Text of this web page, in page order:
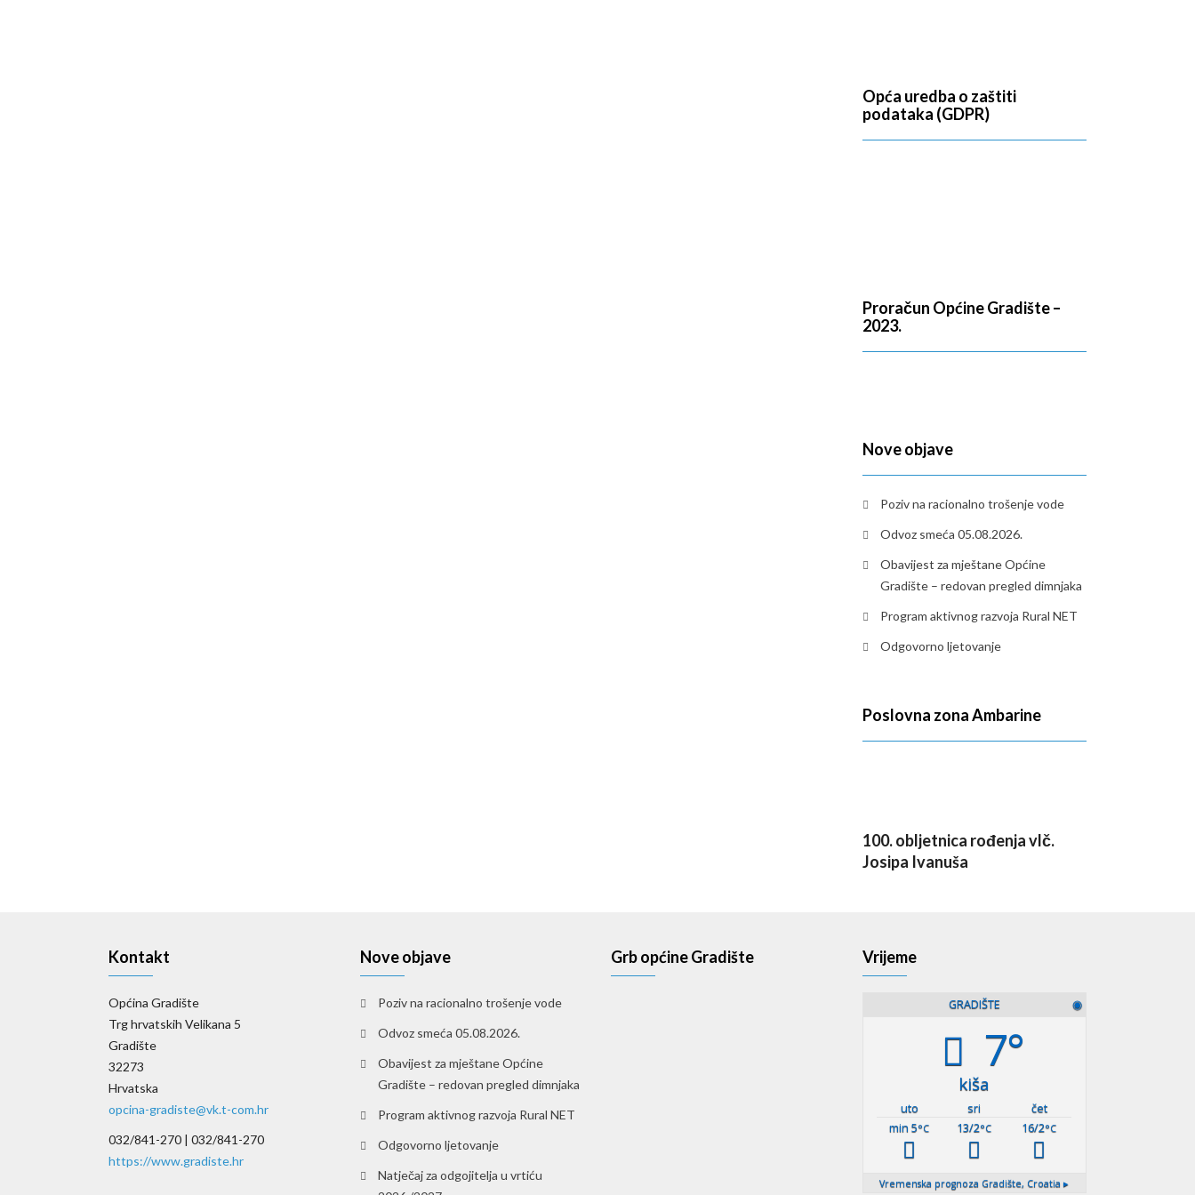
Opća uredba o zaštiti
podataka (GDPR)
Proračun Općine Gradište –
2023.
Nove objave
Poziv na racionalno trošenje vode
Odvoz smeća 05.08.2026.
Obavijest za mještane Općine
Gradište – redovan pregled dimnjaka
Program aktivnog razvoja Rural NET
Odgovorno ljetovanje
Poslovna zona Ambarine
100. obljetnica rođenja vlč.
Josipa Ivanuša
Kontakt
Općina Gradište
Trg hrvatskih Velikana 5
Gradište
32273
Hrvatska
opcina-gradiste@vk.t-com.hr
032/841-270 | 032/841-270
https://www.gradiste.hr
Nove objave
Poziv na racionalno trošenje vode
Odvoz smeća 05.08.2026.
Obavijest za mještane Općine
Gradište – redovan pregled dimnjaka
Program aktivnog razvoja Rural NET
Odgovorno ljetovanje
Natječaj za odgojitelja u vrtiću
Grb općine Gradište Vrijeme
GRADIŠTE ◉
7°
kiša
uto sri
čet
min 5°C 13/2°C 16/2°C
Vremenska prognoza Gradište, Croatia ▸